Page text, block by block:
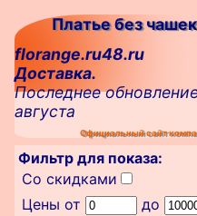
Платье без
florange.ru48.ru
Доставка.
Последнее
августа
Официальный сайт
Фильтр для показа:
Со скидками
Цены от
до